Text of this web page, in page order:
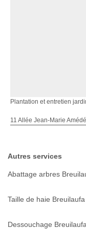
Plantation et entretien
11 Allée Jean-Marie
Autres services
Abattage arbres
Taille de haie Breuilaufa
Dessouchage Breuilaufa